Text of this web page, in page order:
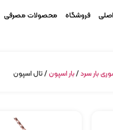
فروشگاه محصولات مصرفی
بار سرد/بار اسپون/ تال اسپون